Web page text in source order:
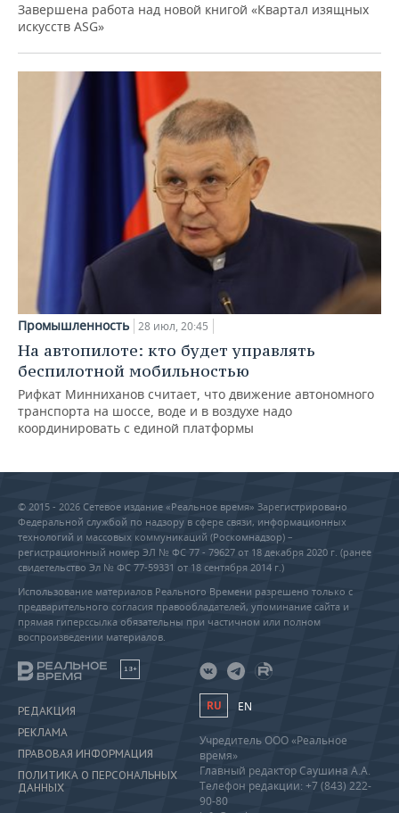
Завершена работа над новой книгой «Квартал изящных
искусств ASG»
Промышленность 28 июл, 20:45
На автопилоте: кто будет управлять
беспилотной мобильностью
Рифкат Минниханов считает, что движение автономного
транспорта на шоссе, воде и в воздухе надо
координировать с единой платформы
© 2015 - 2026 Сетевое издание «Реальное время» Зарегистрировано
Федеральной службой по надзору в сфере связи, информационных
технологий и массовых коммуникаций (Роскомнадзор) –
регистрационный номер ЭЛ № ФС 77 - 79627 от 18 декабря 2020 г. (ранее
свидетельство Эл № ФС 77-59331 от 18 сентября 2014 г.)
Использование материалов Реального Времени разрешено только с
предварительного согласия правообладателей, упоминание сайта и
прямая гиперссылка обязательны при частичном или полном
воспроизведении материалов.
18+
РЕДАКЦИЯ
РЕКЛАМА
ПРАВОВАЯ ИНФОРМАЦИЯ
ПОЛИТИКА О ПЕРСОНАЛЬНЫХ
ДАННЫХ
RU EN
Учредитель ООО «Реальное
время»
Главный редактор Саушина А.А.
Телефон редакции: +7 (843) 222-
90-80